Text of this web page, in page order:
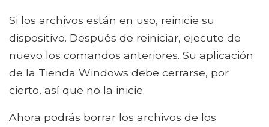
Si los archivos están en uso, reinicie su
dispositivo. Después de reiniciar, ejecute de
nuevo los comandos anteriores. Su aplicación
de la Tienda Windows debe cerrarse, por
cierto, así que no la inicie.
Ahora podrás borrar los archivos de los